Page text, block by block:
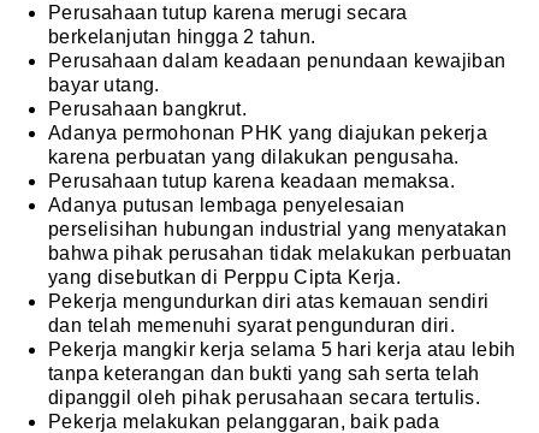
Perusahaan tutup karena merugi secara
berkelanjutan hingga 2 tahun.
Perusahaan dalam keadaan penundaan kewajiban
bayar utang.
Perusahaan bangkrut.
Adanya permohonan PHK yang diajukan pekerja
karena perbuatan yang dilakukan pengusaha.
Perusahaan tutup karena keadaan memaksa.
Adanya putusan lembaga penyelesaian
perselisihan hubungan industrial yang menyatakan
bahwa pihak perusahan tidak melakukan perbuatan
yang disebutkan di Perppu Cipta Kerja.
Pekerja mengundurkan diri atas kemauan sendiri
dan telah memenuhi syarat pengunduran diri.
Pekerja mangkir kerja selama 5 hari kerja atau lebih
tanpa keterangan dan bukti yang sah serta telah
dipanggil oleh pihak perusahaan secara tertulis.
Pekerja melakukan pelanggaran, baik pada